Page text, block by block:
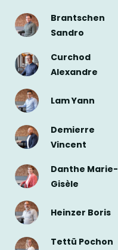
Brantschen
Sandro
Curchod
Alexandre
Lam Yann
Demierre
Vincent
Danthe Marie-
Gisèle
Heinzer Boris
Tettü Pochon